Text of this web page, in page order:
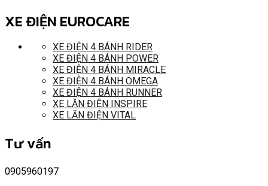
XE ĐIỆN EUROCARE
XE ĐIỆN 4 BÁNH RIDER
XE ĐIỆN 4 BÁNH POWER
XE ĐIỆN 4 BÁNH MIRACLE
XE ĐIỆN 4 BÁNH OMEGA
XE ĐIỆN 4 BÁNH RUNNER
XE LĂN ĐIỆN INSPIRE
XE LĂN ĐIỆN VITAL
Tư vấn
0905960197